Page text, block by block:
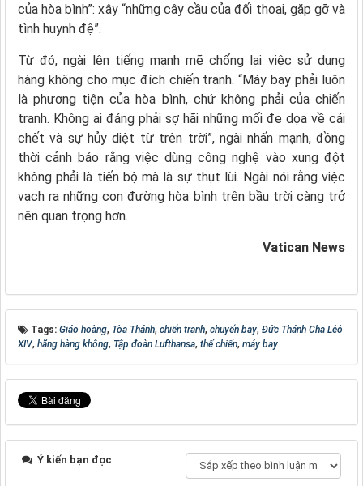
của hòa bình”: xây “những cây cầu của đối thoại, gặp gỡ và
tình huynh đệ”.
Từ đó, ngài lên tiếng mạnh mẽ chống lại việc sử dụng
hàng không cho mục đích chiến tranh. “Máy bay phải luôn
là phương tiện của hòa bình, chứ không phải của chiến
tranh. Không ai đáng phải sợ hãi những mối đe dọa về cái
chết và sự hủy diệt từ trên trời”, ngài nhấn mạnh, đồng
thời cảnh báo rằng việc dùng công nghệ vào xung đột
không phải là tiến bộ mà là sự thụt lùi. Ngài nói rằng việc
vạch ra những con đường hòa bình trên bầu trời càng trở
nên quan trọng hơn.
Vatican News
Tags: Giáo hoàng, Tòa Thánh, chiến tranh, chuyến bay, Đức Thánh Cha Lêô
XIV, hãng hàng không, Tập đoàn Lufthansa, thế chiến, máy bay
Ý kiến bạn đọc